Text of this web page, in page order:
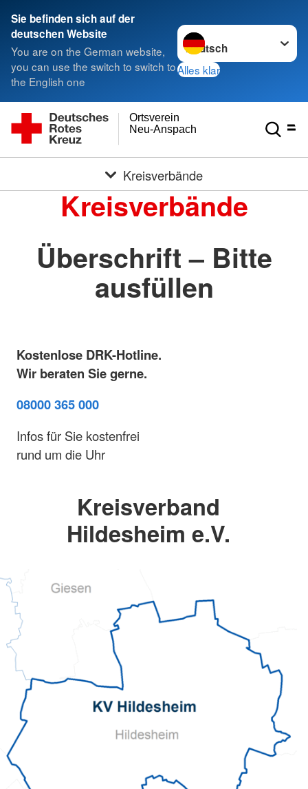
Sie befinden sich auf der
deutschen Website
You are on the German website,
you can use the switch to switch to
the English one
Sprache wechseln zu
Alles klar
Neu-Anspach
Ortsverein
Kreisverbände
Kreisverbände
Überschrift – Bitte
ausfüllen
Kostenlose DRK-Hotline.
Wir beraten Sie gerne.
08000 365 000
Infos für Sie kostenfrei
rund um die Uhr
Kreisverband
Hildesheim e.V.